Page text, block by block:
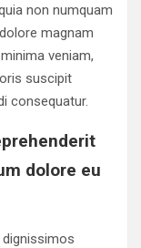
non numquam
magnam
veniam,
suscipit
consequatur.
dolore eu